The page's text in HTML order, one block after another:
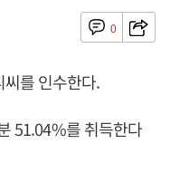
0
를 인수한다.
51.04%를 취득한다